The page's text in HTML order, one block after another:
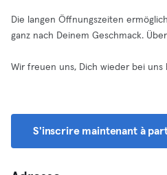
Die langen Öffnungszeiten
ganz nach Deinem Geschmack.
Wir freuen uns, Dich wieder bei
S'inscrire maintenant à